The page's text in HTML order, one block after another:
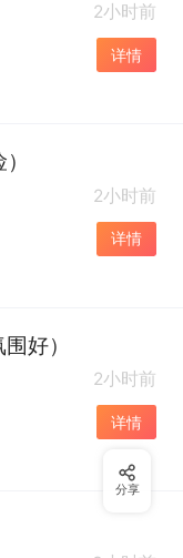
2小时前
详情
2小时前
详情
好）
2小时前
详情
分享